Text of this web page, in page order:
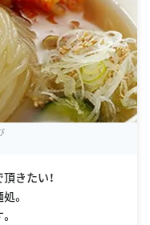
きたい！
。